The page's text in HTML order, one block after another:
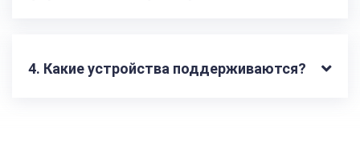
4. Какие устройства поддерживаются?